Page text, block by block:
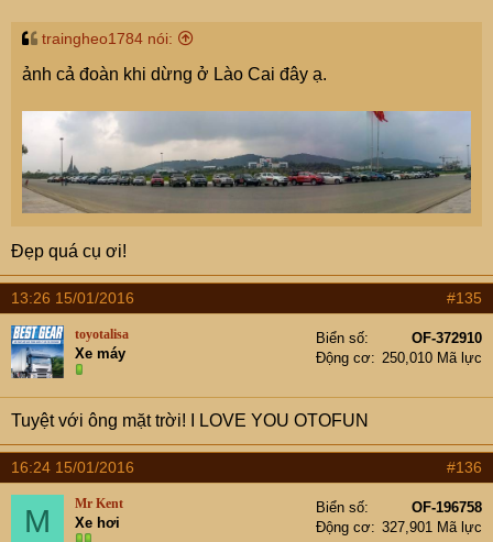
traingheo1784 nói:
ảnh cả đoàn khi dừng ở Lào Cai đây ạ.
Đẹp quá cụ ơi!
13:26 15/01/2016 #135
toyotalisa
Xe máy
Biển số
OF-372910
Động cơ
250,010 Mã lực
Tuyệt với ông mặt trời! I LOVE YOU OTOFUN
16:24 15/01/2016 #136
M Mr Kent
Xe hơi
Biển số
OF-196758
Động cơ
327,901 Mã lực